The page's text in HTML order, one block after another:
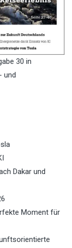
30 in
und
Dakar und
Moment für